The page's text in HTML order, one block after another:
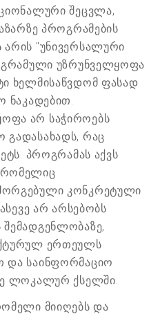
შეცვლა,
პროგრამების
"უნივერსალური
უზრუნველყოფა
ხელმისაწვდომ ფასად
ნაკადებით.
არ საჭიროებს
გადასახადს, რაც
პროგრამას აქვს
კონკრეტული
არ არსებობს
ერთეულს
და საინფორმაციო
ლოკალურ ქსელში.
მიიღებს და